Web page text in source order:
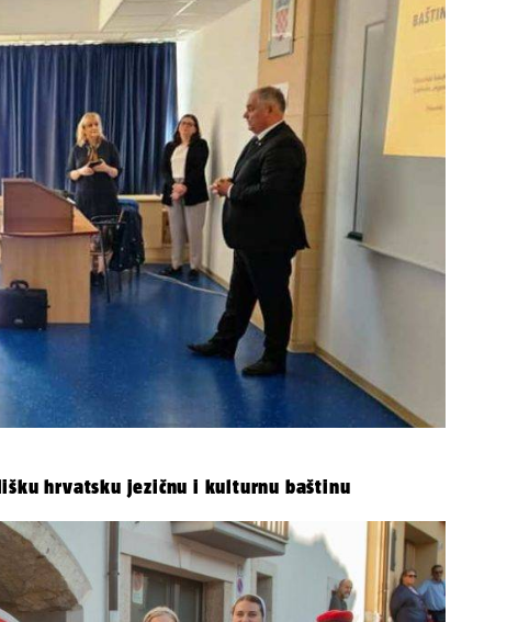
hrvatsku jezičnu i kulturnu baštinu